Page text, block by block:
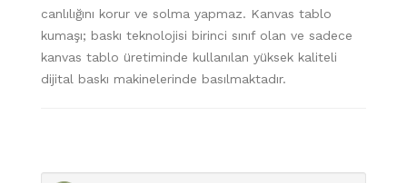
canlılığını korur ve solma yapmaz. Kanvas tablo
kumaşı; baskı teknolojisi birinci sınıf olan ve sadece
kanvas tablo üretiminde kullanılan yüksek kaliteli
dijital baskı makinelerinde basılmaktadır.